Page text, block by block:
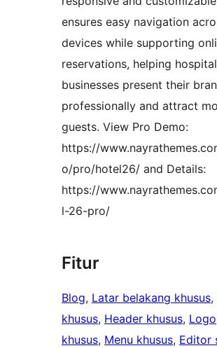
ensures easy navigation
devices while supporting
reservations, helping
businesses present their
professionally and attract
guests. View Pro Demo:
https://
o/pro/hotel26/ and Details:
https://
l-26-pro/
Fitur
Blog, Latar belakang khusus,
khusus, Header khusus, Logo
khusus, Menu khusus, Editor